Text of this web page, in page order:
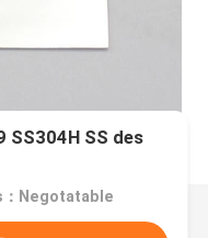
SS304H SS des
：Negotatable